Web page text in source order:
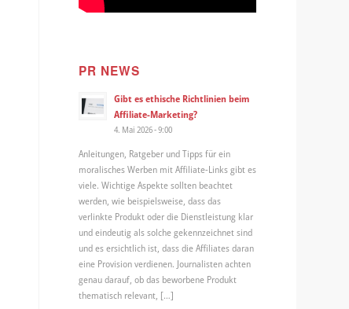
PR NEWS
Gibt es ethische Richtlinien beim
Affiliate-Marketing?
4. Mai 2026 - 9:00
Anleitungen, Ratgeber und Tipps für ein
moralisches Werben mit Affiliate-Links gibt es
viele. Wichtige Aspekte sollten beachtet
werden, wie beispielsweise, dass das
verlinkte Produkt oder die Dienstleistung klar
und eindeutig als solche gekennzeichnet sind
und es ersichtlich ist, dass die Affiliates daran
eine Provision verdienen. Journalisten achten
genau darauf, ob das beworbene Produkt
thematisch relevant, […]